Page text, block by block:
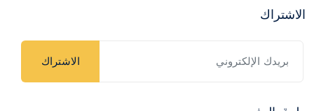
الاشتراك
الاشتراك